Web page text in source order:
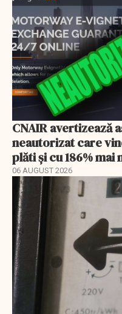
CNAIR avertizează
neautorizat care
plăti și cu 186% mai
06 AUGUST 2026